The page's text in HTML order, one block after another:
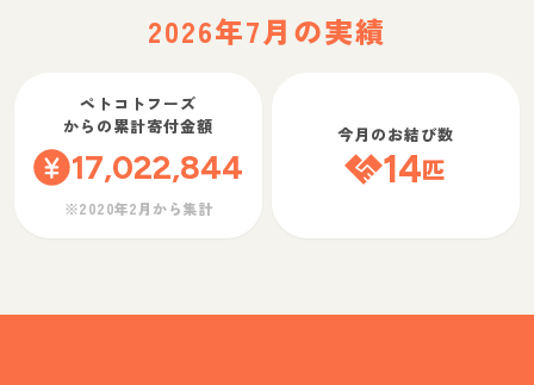
2026年7月の実績
ペトコトフーズ
からの累計寄付金額
17,022,844
※2020年2月から集計
今月のお結び数
14匹